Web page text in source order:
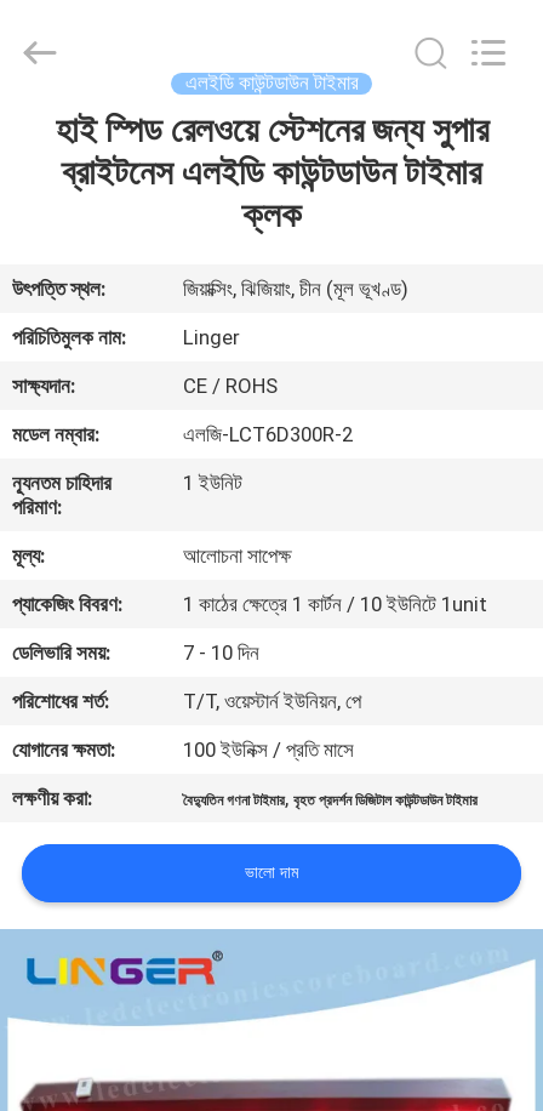
আমাদের
সম্পর্কে
কারখানা
ভ্রমণ
নিয়ন্ত্রণ
যোগাযোগ
করুন
খবর
উদ্ধৃতির
জন্য
আবেদন
সাইট
Technology
এলইডি কাউন্টডাউন টাইমার
হাই স্পিড রেলওয়ে স্টেশনের জন্য সুপার
ব্রাইটনেস এলইডি কাউন্টডাউন টাইমার
ক্লক
উৎপত্তি স্থল:
জিয়াক্সিং, ঝিজিয়াং, চীন (মূল ভূখণ্ড)
পরিচিতিমুলক নাম:
Linger
সাক্ষ্যদান:
CE / ROHS
মডেল নম্বার:
এলজি-LCT6D300R-2
ন্যূনতম চাহিদার
পরিমাণ:
1 ইউনিট
মূল্য:
আলোচনা সাপেক্ষ
প্যাকেজিং বিবরণ:
1 কাঠের ক্ষেত্রে 1 কার্টন / 10 ইউনিটে 1unit
ডেলিভারি সময়:
7 - 10 দিন
পরিশোধের শর্ত:
T/T, ওয়েস্টার্ন ইউনিয়ন, পে
যোগানের ক্ষমতা:
100 ইউনিক্স / প্রতি মাসে
লক্ষণীয় করা:
বৈদ্যুতিন গণনা টাইমার,বৃহত প্রদর্শন ডিজিটাল কাউন্টডাউন টাইমার
ভালো দাম